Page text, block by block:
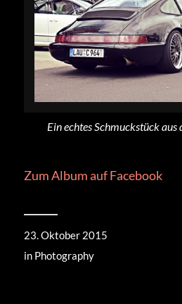
Ein echtes Schmuckstück aus
Zum Album auf Facebook
23. Oktober 2015
in Photography